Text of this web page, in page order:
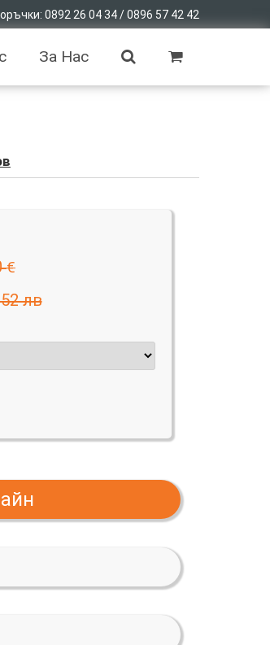
0892 26 04 34 / 0896 57 42 42
За Нас
€
лв